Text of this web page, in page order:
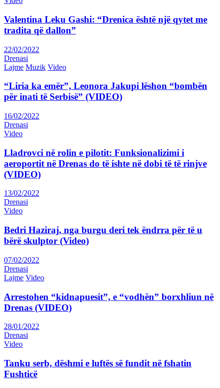
Valentina Leku Gashi: “Drenica është një qytet me
tradita që dallon”
22/02/2022
Drenasi
Lajme Muzik Video
“Liria ka emër”, Leonora Jakupi lëshon “bombën
për inati të Serbisë” (VIDEO)
16/02/2022
Drenasi
Video
Lladrovci në rolin e pilotit: Funksionalizimi i
aeroportit në Drenas do të ishte në dobi të të rinjve
(VIDEO)
13/02/2022
Drenasi
Video
Bedri Haziraj, nga burgu deri tek ëndrra për të u
bërë skulptor (Video)
07/02/2022
Drenasi
Lajme Video
Arrestohen “kidnapuesit”, e “vodhën” borxhliun në
Drenas (VIDEO)
28/01/2022
Drenasi
Video
Tanku serb, dëshmi e luftës së fundit në fshatin
Fushticë